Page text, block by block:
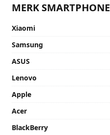
MERK SMARTPHONE
Xiaomi
Samsung
ASUS
Lenovo
Apple
Acer
BlackBerry